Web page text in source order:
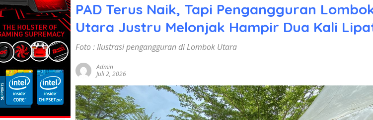
PAD Terus Naik, Tapi Pengangguran
Utara Justru Melonjak Hampir Dua Kali
Foto : Ilustrasi pengangguran di Lombok Utara
Admin
Juli 2, 2026